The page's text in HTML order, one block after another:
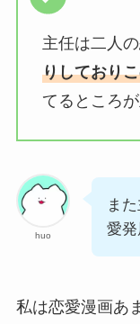
主任は二人
りしており
てるところ
huo
ま
愛
私は恋愛漫画あ